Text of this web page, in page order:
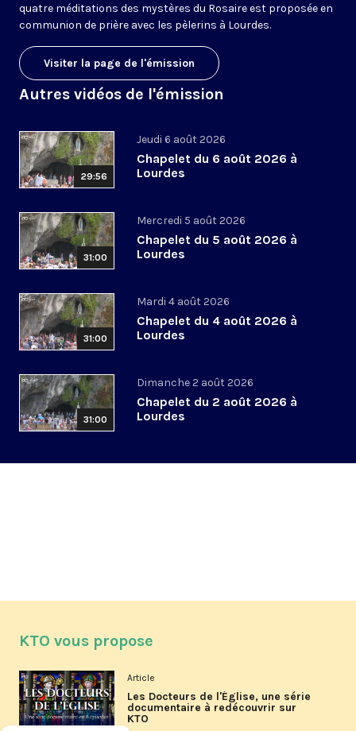
quatre méditations des mystères du Rosaire est proposée en
communion de prière avec les pèlerins à Lourdes.
Visiter la page de l'émission
Autres vidéos de l'émission
29:56
Jeudi 6 août 2026
Chapelet du 6 août 2026 à
Lourdes
31:00
Mercredi 5 août 2026
Chapelet du 5 août 2026 à
Lourdes
31:00
Mardi 4 août 2026
Chapelet du 4 août 2026 à
Lourdes
31:00
Dimanche 2 août 2026
Chapelet du 2 août 2026 à
Lourdes
KTO vous propose
Article
Les Docteurs de l'Église, une série
documentaire à redécouvrir sur
KTO